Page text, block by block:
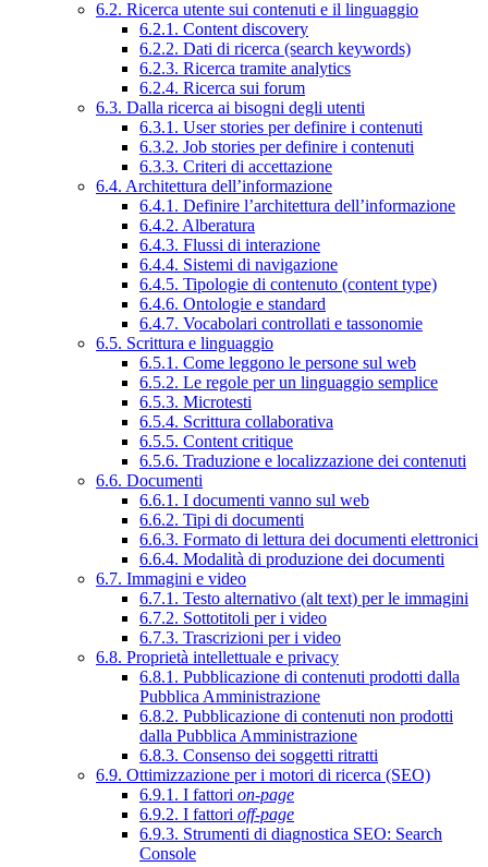
6.2. Ricerca utente sui contenuti e il linguaggio
6.2.1. Content discovery
6.2.2. Dati di ricerca (search keywords)
6.2.3. Ricerca tramite analytics
6.2.4. Ricerca sui forum
6.3. Dalla ricerca ai bisogni degli utenti
6.3.1. User stories per definire i contenuti
6.3.2. Job stories per definire i contenuti
6.3.3. Criteri di accettazione
6.4. Architettura dell’informazione
6.4.1. Definire l’architettura dell’informazione
6.4.2. Alberatura
6.4.3. Flussi di interazione
6.4.4. Sistemi di navigazione
6.4.5. Tipologie di contenuto (content type)
6.4.6. Ontologie e standard
6.4.7. Vocabolari controllati e tassonomie
6.5. Scrittura e linguaggio
6.5.1. Come leggono le persone sul web
6.5.2. Le regole per un linguaggio semplice
6.5.3. Microtesti
6.5.4. Scrittura collaborativa
6.5.5. Content critique
6.5.6. Traduzione e localizzazione dei contenuti
6.6. Documenti
6.6.1. I documenti vanno sul web
6.6.2. Tipi di documenti
6.6.3. Formato di lettura dei documenti elettronici
6.6.4. Modalità di produzione dei documenti
6.7. Immagini e video
6.7.1. Testo alternativo (alt text) per le immagini
6.7.2. Sottotitoli per i video
6.7.3. Trascrizioni per i video
6.8. Proprietà intellettuale e privacy
6.8.1. Pubblicazione di contenuti prodotti dalla
Pubblica Amministrazione
6.8.2. Pubblicazione di contenuti non prodotti
dalla Pubblica Amministrazione
6.8.3. Consenso dei soggetti ritratti
6.9. Ottimizzazione per i motori di ricerca (SEO)
6.9.1. I fattori on-page
6.9.2. I fattori off-page
6.9.3. Strumenti di diagnostica SEO: Search
Console